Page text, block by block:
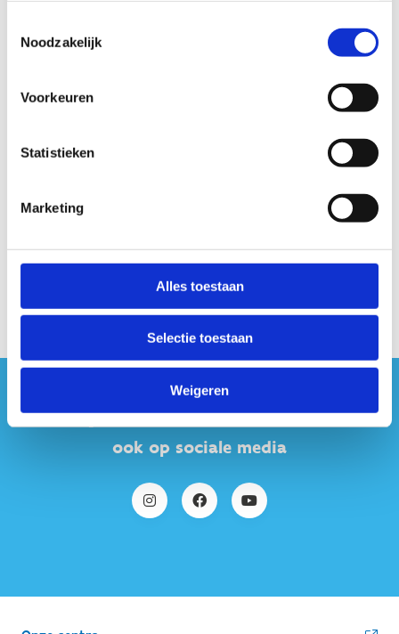
Noodzakelijk
Voorkeuren
Statistieken
Marketing
Alles toestaan
Selectie toestaan
Weigeren
Beloopbaarheid tijdens nattere perioden : redelijk goed
beloopbaar
Moeilijkheidsgraad: makkelijk
Tragelstraat
#sportersbelevenmeer
ook op sociale media